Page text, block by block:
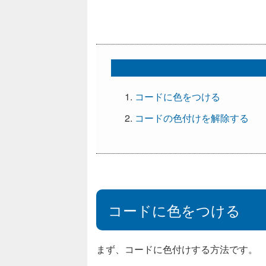
コードに色をつける
コードの色付けを解除する
コードに色をつける
まず、コードに色付けする方法です。